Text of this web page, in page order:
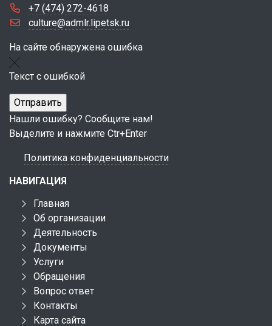
+7 (474) 272-4618
culture@admlr.lipetsk.ru
На сайте обнаружена ошибка
Текст с ошибкой
Нашли ошибку? Сообщите нам!
Выделите и нажмите Ctr+Enter
Политика конфиденциальности
НАВИГАЦИЯ
Главная
Об организации
Деятельность
Документы
Услуги
Обращения
Вопрос ответ
Контакты
Карта сайта